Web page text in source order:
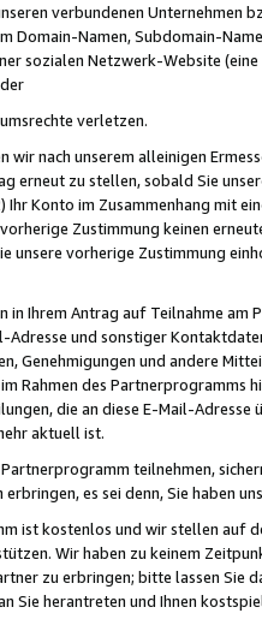
verbundenen Unternehmen
Domain-Namen, Subdomain-
sozialen Netzwerk-Website
verletzen.
wir nach unserem alleinigen
erneut zu stellen, sobald Sie
Ihr Konto im Zusammenhang mit
Zustimmung keinen
unsere vorherige Zustimmung
in Ihrem Antrag auf Teilnahme
Adresse und sonstiger
Genehmigungen und andere
Rahmen des Partnerprogramms
die an diese E-Mail-
aktuell ist.
teilnehmen,
es sei denn, Sie haben
ist kostenlos und wir stellen auf
Wir haben zu keinem
zu erbringen; bitte lassen Sie
Sie herantreten und Ihnen